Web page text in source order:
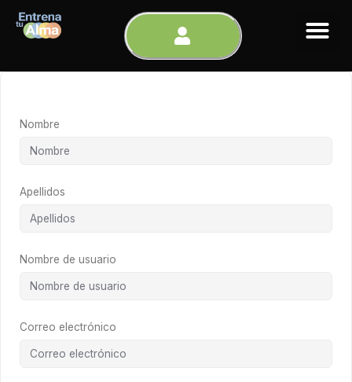
contenido
Nombre
Apellidos
Nombre de usuario
Correo electrónico